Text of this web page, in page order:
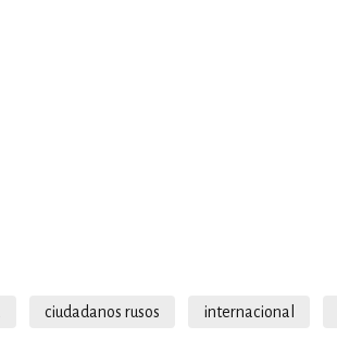
ciudadanos rusos internacional